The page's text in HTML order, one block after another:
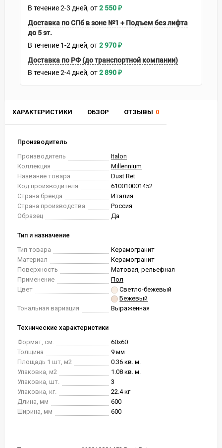
ХАРАКТЕРИСТИКИ ОБЗОР ОТЗЫВЫ 0
Производитель
Производитель
Italon
Коллекция
Millennium
Название товара
Dust Ret
Код производителя
610010001452
Страна бренда
Италия
Страна производства
Россия
Образец
Да
Тип и назначение
Тип товара
Керамогранит
Материал
Керамогранит
Поверхность
Матовая, рельефная
Применение
Пол
Цвет
Светло-бежевый
Бежевый
Тональная вариация
Выраженная
Технические характеристики
Формат, см.
60x60
Толщина
9 мм
Площадь 1 шт, м2
0.36 кв. м.
Упаковка, м2
1.08 кв. м.
Упаковка, шт.
3
Упаковка, кг.
22.4 кг
Длина, мм
600
Ширина, мм
600
В течение2-3 дней 2 550₽
Доставка по СПб в зоне №1 + Подъем без лифта
до 5 эт.
В течение 1-2 дней 2 970₽
Доставка по РФ (до транспортной компании)
В течение2-4 дней 2 890₽